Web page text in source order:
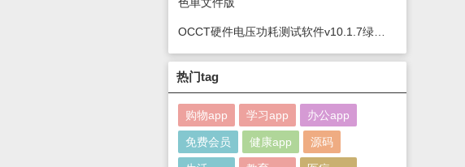
热门tag
购物app 学习app 办公app
免费会员 健康app 源码